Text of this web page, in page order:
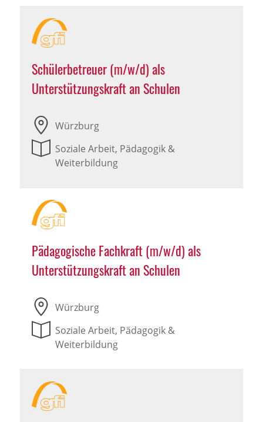
Schülerbetreuer (m/w/d) als
Unterstützungskraft an Schulen
Würzburg
Soziale Arbeit, Pädagogik &
Weiterbildung
Pädagogische Fachkraft (m/w/d) als
Unterstützungskraft an Schulen
Würzburg
Soziale Arbeit, Pädagogik &
Weiterbildung